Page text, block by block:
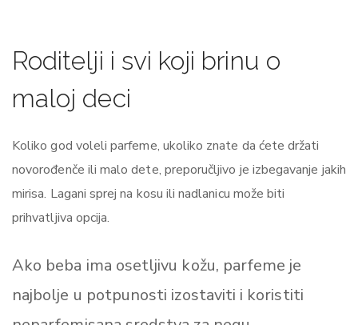
Roditelji i svi koji brinu o
maloj deci
Koliko god voleli parfeme, ukoliko znate da ćete držati
novorođenče ili malo dete, preporučljivo je izbegavanje jakih
mirisa. Lagani sprej na kosu ili nadlanicu može biti
prihvatljiva opcija.
Ako beba ima osetljivu kožu, parfeme je
najbolje u potpunosti izostaviti i koristiti